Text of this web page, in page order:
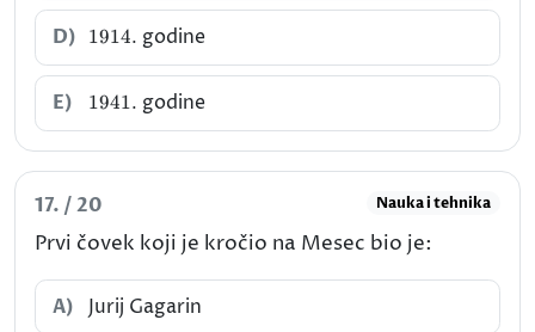
D) 1914.
1914. godine
E) 1941.
1941. godine
17. / 20 Nauka i tehnika
Prvi čovek koji je kročio na Mesec bio je:
A) Jurij Gagarin